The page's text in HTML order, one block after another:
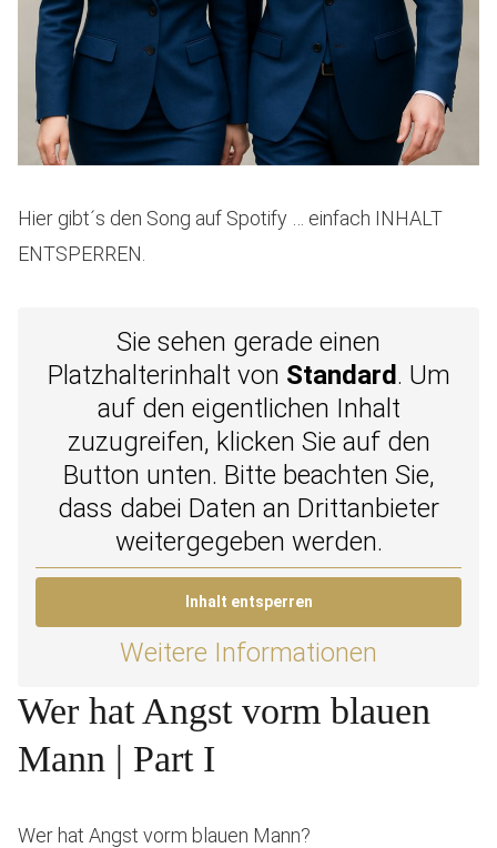
Hier gibt´s den Song auf Spotify … einfach INHALT
ENTSPERREN.
Sie sehen gerade einen
Platzhalterinhalt von Standard. Um
auf den eigentlichen Inhalt
zuzugreifen, klicken Sie auf den
Button unten. Bitte beachten Sie,
dass dabei Daten an Drittanbieter
weitergegeben werden.
Inhalt entsperren
Weitere Informationen
Wer hat Angst vorm blauen
Mann | Part I
Wer hat Angst vorm blauen Mann?